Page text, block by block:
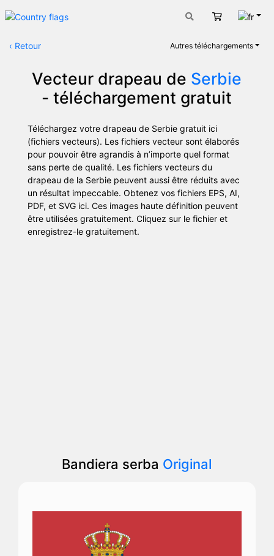
Panier
‹ Retour Autres téléchargements
Vecteur drapeau de Serbie
- téléchargement gratuit
Téléchargez votre drapeau de Serbie gratuit ici
(fichiers vecteurs). Les fichiers vecteur sont élaborés
pour pouvoir être agrandis à n’importe quel format
sans perte de qualité. Les fichiers vecteurs du
drapeau de la Serbie peuvent aussi être réduits avec
un résultat impeccable. Obtenez vos fichiers EPS, AI,
PDF, et SVG ici. Ces images haute définition peuvent
être utilisées gratuitement. Cliquez sur le fichier et
enregistrez-le gratuitement.
Bandiera serba Original